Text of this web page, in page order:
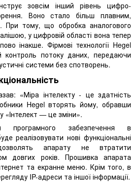
зовсім інший рівень цифро-
Воно стало більш плавним,
При тому, що обробка аналогового
у цифровій області вона тепер
інакше. Фірмові технології Hegel
контроль потоку даних, передаючи
системи без спотворень.
«Міра інтелекту - це здатність
Hegel вторять йому, обравши
«Інтелект — це зміни».
програмного забезпечення в
реалізовувати нові функціональні
апарату не втратити
довгих років. Прошивка апарата
та екранне меню. Крім того, в
IP-адреси та іншої інформації.